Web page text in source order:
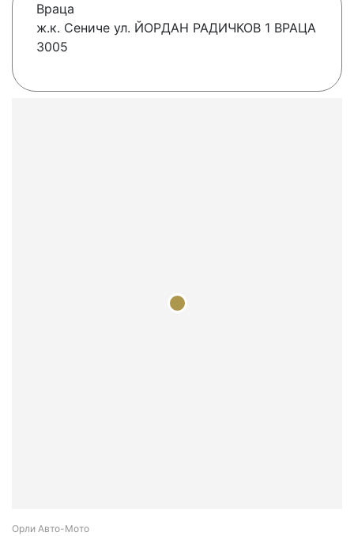
Враца
ж.к. Сениче ул. ЙОРДАН РАДИЧКОВ 1 ВРАЦА
3005
Орли Aвто-Mото